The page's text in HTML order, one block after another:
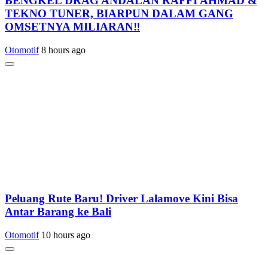
TEKNO TUNER, BIARPUN DALAM GANG
OMSETNYA MILIARAN‼️
Otomotif 8 hours ago
Peluang Rute Baru! Driver Lalamove Kini Bisa
Antar Barang ke Bali
Otomotif 10 hours ago